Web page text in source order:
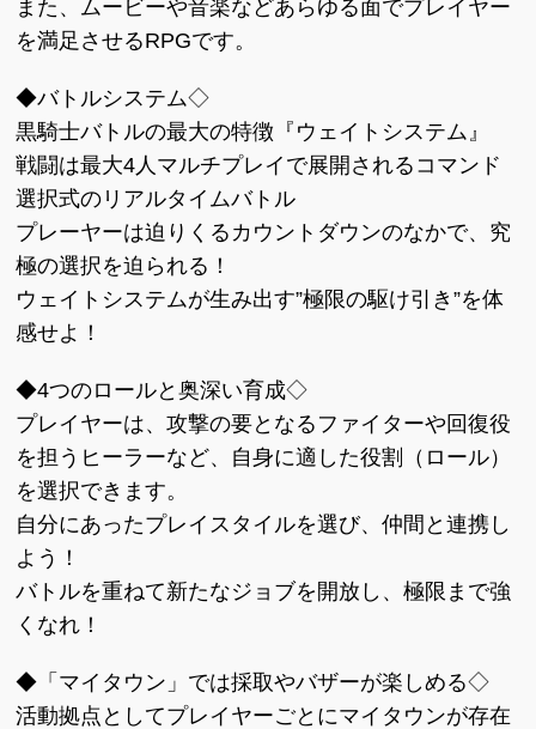
また、ムービーや音楽などあらゆる面でプレイヤー
を満足させるRPGです。
◆バトルシステム◇
黒騎士バトルの最大の特徴『ウェイトシステム』
戦闘は最大4人マルチプレイで展開されるコマンド
選択式のリアルタイムバトル
プレーヤーは迫りくるカウントダウンのなかで、究
極の選択を迫られる！
ウェイトシステムが生み出す”極限の駆け引き”を体
感せよ！
◆4つのロールと奥深い育成◇
プレイヤーは、攻撃の要となるファイターや回復役
を担うヒーラーなど、自身に適した役割（ロール）
を選択できます。
自分にあったプレイスタイルを選び、仲間と連携し
よう！
バトルを重ねて新たなジョブを開放し、極限まで強
くなれ！
◆「マイタウン」では採取やバザーが楽しめる◇
活動拠点としてプレイヤーごとにマイタウンが存在